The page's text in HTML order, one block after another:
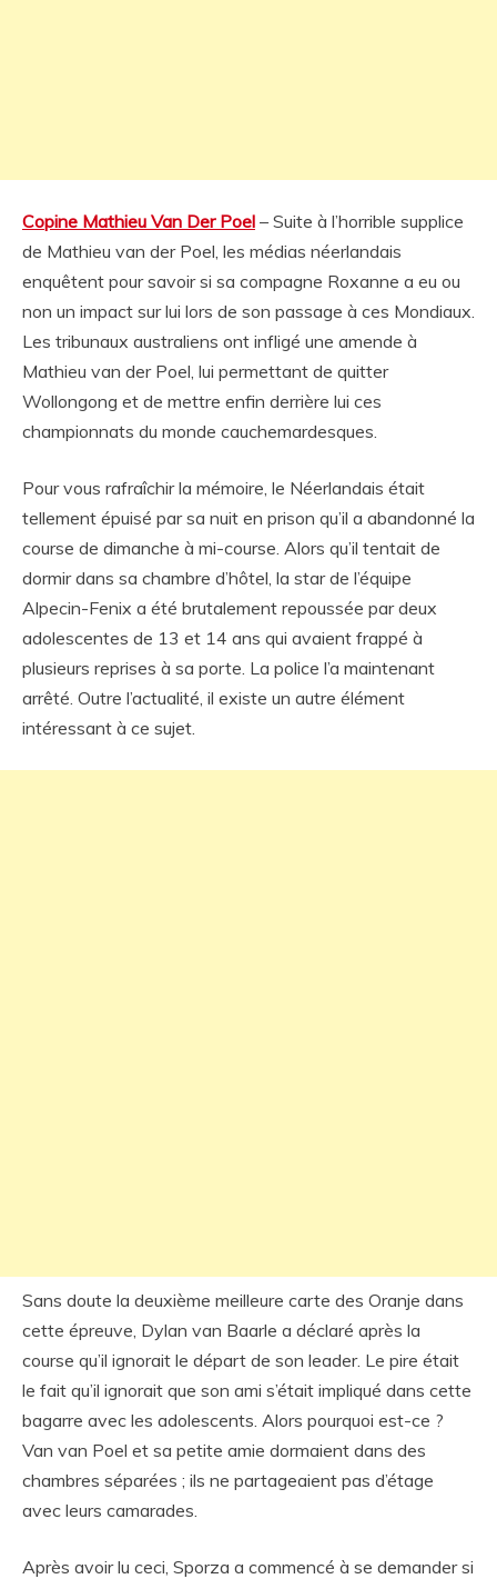
Copine Mathieu Van Der Poel – Suite à l’horrible supplice
de Mathieu van der Poel, les médias néerlandais
enquêtent pour savoir si sa compagne Roxanne a eu ou
non un impact sur lui lors de son passage à ces Mondiaux.
Les tribunaux australiens ont infligé une amende à
Mathieu van der Poel, lui permettant de quitter
Wollongong et de mettre enfin derrière lui ces
championnats du monde cauchemardesques.
Pour vous rafraîchir la mémoire, le Néerlandais était
tellement épuisé par sa nuit en prison qu’il a abandonné la
course de dimanche à mi-course. Alors qu’il tentait de
dormir dans sa chambre d’hôtel, la star de l’équipe
Alpecin-Fenix a été brutalement repoussée par deux
adolescentes de 13 et 14 ans qui avaient frappé à
plusieurs reprises à sa porte. La police l’a maintenant
arrêté. Outre l’actualité, il existe un autre élément
intéressant à ce sujet.
Sans doute la deuxième meilleure carte des Oranje dans
cette épreuve, Dylan van Baarle a déclaré après la
course qu’il ignorait le départ de son leader. Le pire était
le fait qu’il ignorait que son ami s’était impliqué dans cette
bagarre avec les adolescents. Alors pourquoi est-ce ?
Van van Poel et sa petite amie dormaient dans des
chambres séparées ; ils ne partageaient pas d’étage
avec leurs camarades.
Après avoir lu ceci, Sporza a commencé à se demander si